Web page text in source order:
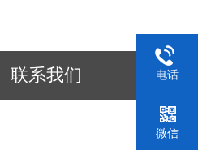
联系我们 电话
微信